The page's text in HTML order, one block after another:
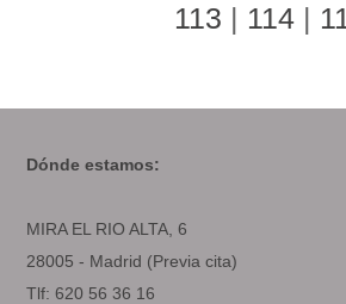
113
114
Dónde estamos:
MIRA EL RIO ALTA, 6
28005 - Madrid (Previa cita)
Tlf: 620 56 36 16